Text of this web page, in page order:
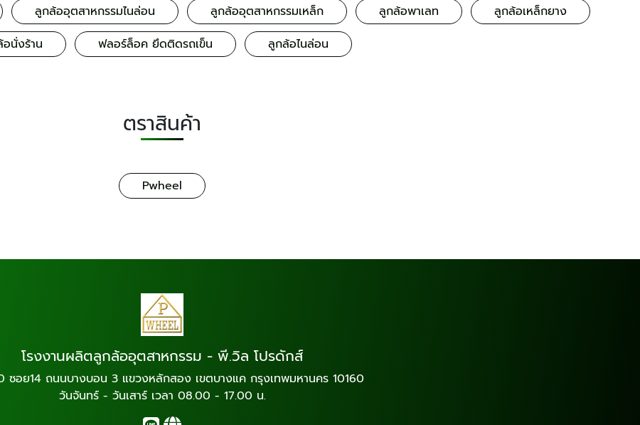
ลูกล้ออุตสาหกรรมไนล่อน ลูกล้ออุตสาหกรรมเหล็ก ลูกล้อพาเลท
ลูกล้อเหล็กยาง
อนั่งร้าน
ฟลอร์ล็อค ยึดติดรถเข็น ลูกล้อไนล่อน
ตราสินค้า
Pwheel
โรงงานผลิตลูกล้ออุตสาหกรรม - พี.วิล โปรดักส์
ซอย14 ถนนบางบอน 3 แขวงหลักสอง เขตบางแค กรุงเทพมหานคร 10160
วันจันทร์ - วันเสาร์ เวลา 08.00 - 17.00 น.